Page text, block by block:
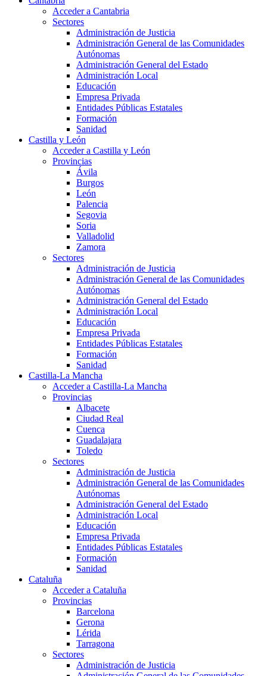
Acceder a Cantabria
Sectores
Administración de Justicia
Administración General de las Comunidades
Autónomas
Administración General del Estado
Administración Local
Educación
Empresa Privada
Entidades Públicas Estatales
Formación
Sanidad
Castilla y León
Acceder a Castilla y León
Provincias
Ávila
Burgos
León
Palencia
Segovia
Soria
Valladolid
Zamora
Sectores
Administración de Justicia
Administración General de las Comunidades
Autónomas
Administración General del Estado
Administración Local
Educación
Empresa Privada
Entidades Públicas Estatales
Formación
Sanidad
Castilla-La Mancha
Acceder a Castilla-La Mancha
Provincias
Albacete
Ciudad Real
Cuenca
Guadalajara
Toledo
Sectores
Administración de Justicia
Administración General de las Comunidades
Autónomas
Administración General del Estado
Administración Local
Educación
Empresa Privada
Entidades Públicas Estatales
Formación
Sanidad
Cataluña
Acceder a Cataluña
Provincias
Barcelona
Gerona
Lérida
Tarragona
Sectores
Administración de Justicia